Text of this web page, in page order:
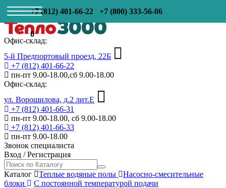
+7 (812) 401-66-22 +7 (800) 333-56-06
0
Офис-склад:
5-й Предпортовый проезд, 22Б
+7 (812) 401-66-22
пн-пт 9.00-18.00,сб 9.00-18.00
Офис-склад:
ул. Ворошилова, д.2 лит.Е
+7 (812) 401-66-31
пн-пт 9.00-18.00, сб 9.00-18.00
+7 (812) 401-66-33
пн-пт 9.00-18.00
Звонок специалиста
Вход /Регистрация
Каталог Теплые водяные полы
Насосно-смесительные
блоки
С постоянной температурой подачи